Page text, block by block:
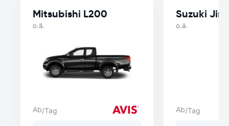
Mitsubishi L200
o.ä.
Ab/Tag
Suzuki
o.ä.
Ab/Tag